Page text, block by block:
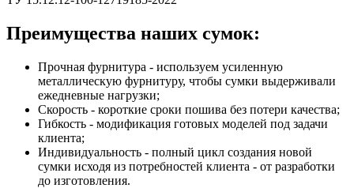
Преимущества наших сумок:
Прочная фурнитура - используем усиленную
металлическую фурнитуру, чтобы сумки выдерживали
ежедневные нагрузки;
Скорость - короткие сроки пошива без потери качества;
Гибкость - модификация готовых моделей под задачи
клиента;
Индивидуальность - полный цикл создания новой
сумки исходя из потребностей клиента - от разработки
до изготовления.